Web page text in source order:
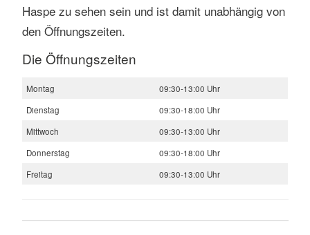
Haspe zu sehen sein und ist damit unabhängig von
den Öffnungszeiten.
Die Öffnungszeiten
Montag
09:30-13:00 Uhr
Dienstag
09:30-18:00 Uhr
Mittwoch
09:30-13:00 Uhr
Donnerstag
09:30-18:00 Uhr
Freitag
09:30-13:00 Uhr